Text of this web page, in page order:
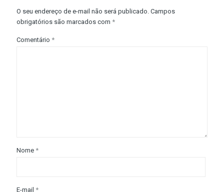
O seu endereço de e-mail não será publicado. Campos
obrigatórios são marcados com *
Comentário *
Nome *
E-mail *